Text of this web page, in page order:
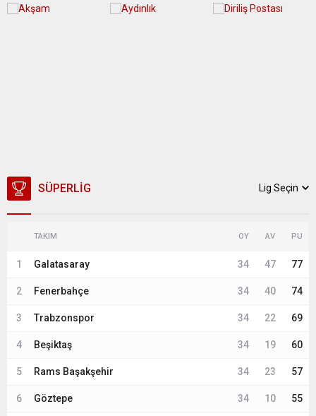
SÜPERLIG Lig Seçin
TAKIM OY AV PU
1 Galatasaray 34 47 77
2 Fenerbahçe 34 40 74
3 Trabzonspor 34 22 69
4 Beşiktaş 34 19 60
5 Rams Başakşehir 34 23 57
6 Göztepe 34 10 55